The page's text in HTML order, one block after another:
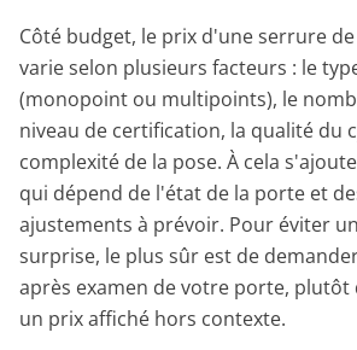
Côté budget, le prix d'une serrure
varie selon plusieurs facteurs : le
(monopoint ou multipoints), le
niveau de certification, la qualité du
complexité de la pose. À cela
qui dépend de l'état de la porte et
ajustements à prévoir. Pour éviter
surprise, le plus sûr est de
après examen de votre porte, plutôt
un prix affiché hors contexte.